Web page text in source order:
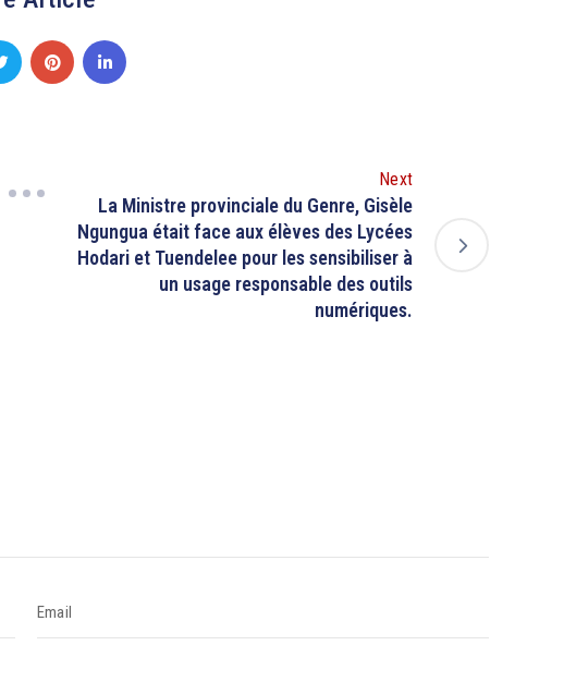
Next
La Ministre provinciale du Genre, Gisèle
Ngungua était face aux élèves des Lycées
Hodari et Tuendelee pour les sensibiliser à
un usage responsable des outils
numériques.